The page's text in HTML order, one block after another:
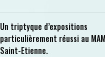
Un triptyque d’expositions
particulièrement réussi au
Saint-Etienne.